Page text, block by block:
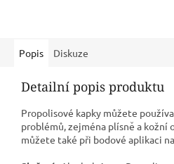
Popis Diskuze
Detailní popis produktu
Propolisové kapky můžete
problémů, zejména plísně a kožní
můžete také při bodové aplikaci